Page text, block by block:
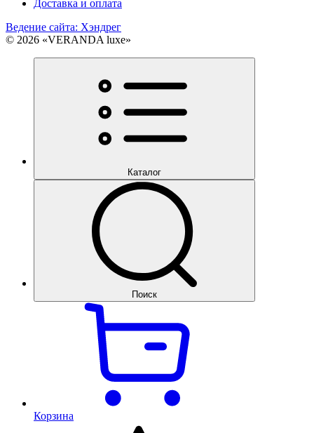
Доставка и оплата
Ведение сайта: Хэндрег
© 2026 «VERANDA luxe»
Каталог
Поиск
Корзина